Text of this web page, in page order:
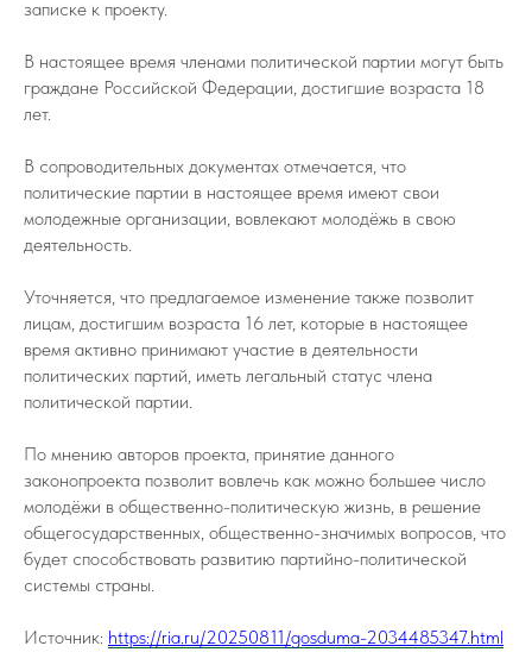
записке к проекту.
В настоящее время членами политической партии могут быть
граждане Российской Федерации, достигшие возраста 18
лет.
В сопроводительных документах отмечается, что
политические партии в настоящее время имеют свои
молодежные организации, вовлекают молодёжь в свою
деятельность.
Уточняется, что предлагаемое изменение также позволит
лицам, достигшим возраста 16 лет, которые в настоящее
время активно принимают участие в деятельности
политических партий, иметь легальный статус члена
политической партии.
По мнению авторов проекта, принятие данного
законопроекта позволит вовлечь как можно большее число
молодёжи в общественно-политическую жизнь, в решение
общегосударственных, общественно-значимых вопросов, что
будет способствовать развитию партийно-политической
системы страны.
Источник: https://ria.ru/20250811/gosduma-2034485347.html